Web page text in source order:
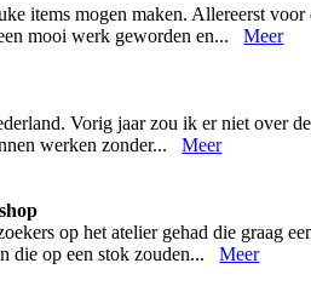
items mogen maken. Allereerst
mooi werk geworden en...Meer
Vorig jaar zou ik er niet over
werken zonder...Meer
op het atelier gehad die graag
die op een stok zouden...Meer